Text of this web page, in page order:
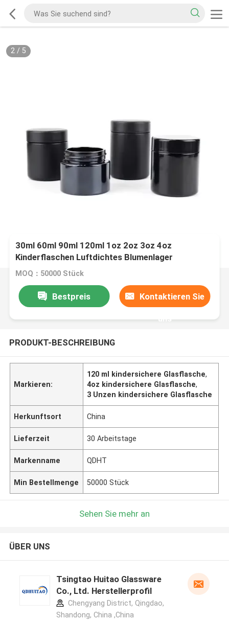
2/ 5
30ml 60ml 90ml 120ml 1oz 2oz 3oz 4oz
Kinderflaschen Luftdichtes Blumenlager
MOQ：50000 Stück
Bestpreis Kontaktieren Sie
uns
PRODUKT-BESCHREIBUNG
Markieren:
120 ml kindersichere Glasflasche,
4oz kindersichere Glasflasche,
3 Unzen kindersichere Glasflasche
Herkunftsort China
Lieferzeit 30 Arbeitstage
Markenname QDHT
Min Bestellmenge 50000 Stück
Sehen Sie mehr an
ÜBER UNS
Tsingtao Huitao Glassware
Co., Ltd. Herstellerprofil
Chengyang District, Qingdao,
Shandong, China ,China